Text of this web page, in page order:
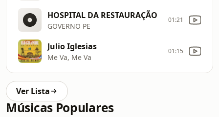
HOSPITAL DA RESTAURAÇÃO
GOVERNO PE
01:21
Julio Iglesias
Me Va, Me Va
01:15
Ver Lista
Músicas Populares